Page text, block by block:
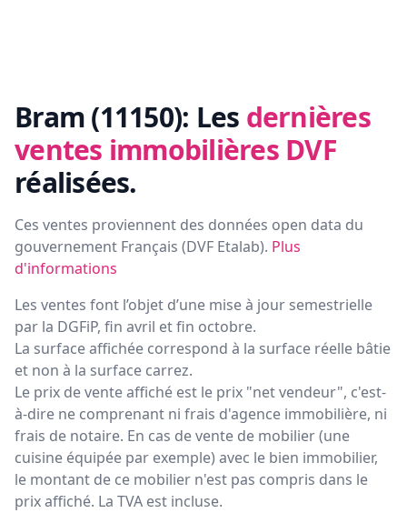
Bram (11150): Les dernières
ventes immobilières DVF
réalisées.
Ces ventes proviennent des données open data du
gouvernement Français (DVF Etalab). Plus
d'informations
Les ventes font l’objet d’une mise à jour semestrielle
par la DGFiP, fin avril et fin octobre.
La surface affichée correspond à la surface réelle bâtie
et non à la surface carrez.
Le prix de vente affiché est le prix "net vendeur", c'est-
à-dire ne comprenant ni frais d'agence immobilière, ni
frais de notaire. En cas de vente de mobilier (une
cuisine équipée par exemple) avec le bien immobilier,
le montant de ce mobilier n'est pas compris dans le
prix affiché. La TVA est incluse.